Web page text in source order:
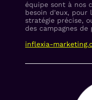
équipe sont à nos
besoin d'eux, pour
stratégie précise,
des campagnes
inflexia-